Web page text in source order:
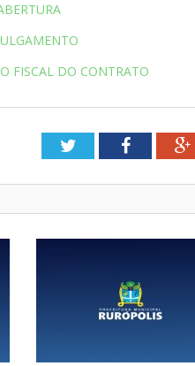
FISCAL DO CONTRATO
TwitterFacebook